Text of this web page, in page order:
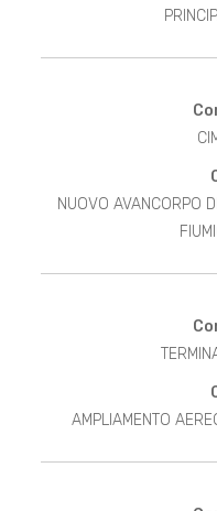
NUOVO AVANCORPO
AMPLIAMENTO